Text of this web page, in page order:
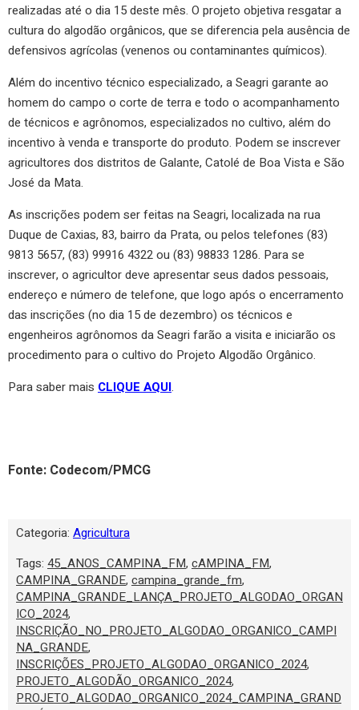
realizadas até o dia 15 deste mês. O projeto objetiva resgatar a
cultura do algodão orgânicos, que se diferencia pela ausência de
defensivos agrícolas (venenos ou contaminantes químicos).
Além do incentivo técnico especializado, a Seagri garante ao
homem do campo o corte de terra e todo o acompanhamento
de técnicos e agrônomos, especializados no cultivo, além do
incentivo à venda e transporte do produto. Podem se inscrever
agricultores dos distritos de Galante, Catolé de Boa Vista e São
José da Mata.
As inscrições podem ser feitas na Seagri, localizada na rua
Duque de Caxias, 83, bairro da Prata, ou pelos telefones (83)
9813 5657, (83) 99916 4322 ou (83) 98833 1286. Para se
inscrever, o agricultor deve apresentar seus dados pessoais,
endereço e número de telefone, que logo após o encerramento
das inscrições (no dia 15 de dezembro) os técnicos e
engenheiros agrônomos da Seagri farão a visita e iniciarão os
procedimento para o cultivo do Projeto Algodão Orgânico.
Para saber mais CLIQUE AQUI.
Fonte: Codecom/PMCG
Categoria: Agricultura
Tags: 45_ANOS_CAMPINA_FM, cAMPINA_FM,
CAMPINA_GRANDE, campina_grande_fm,
CAMPINA_GRANDE_LANÇA_PROJETO_ALGODAO_ORGAN
ICO_2024,
INSCRIÇÃO_NO_PROJETO_ALGODAO_ORGANICO_CAMPI
NA_GRANDE,
INSCRIÇÕES_PROJETO_ALGODAO_ORGANICO_2024,
PROJETO_ALGODÃO_ORGANICO_2024,
PROJETO_ALGODAO_ORGANICO_2024_CAMPINA_GRAND